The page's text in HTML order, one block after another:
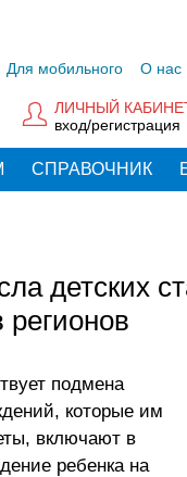
Для мобильного О нас
ЛИЧНЫЙ
вход/регистрация
СПРАВОЧНИК
детских
подмена
которые им
включают в
ребенка на